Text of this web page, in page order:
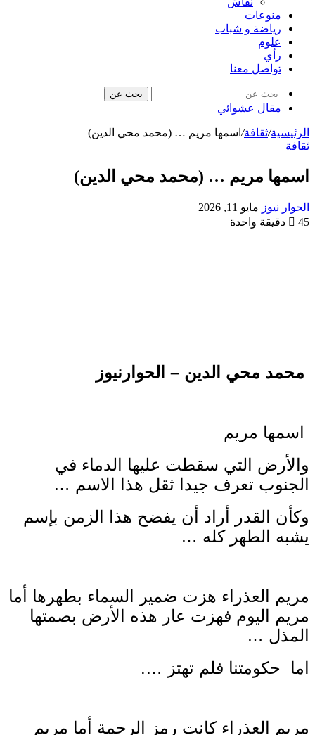
منوعات
رياضة و شباب
علوم
رأي
تواصل معنا
بحث عن
مقال عشوائي
الرئيسية/ثقافة/ اسمها مريم … (محمد محي الدين)
ثقافة
اسمها مريم … (محمد محي الدين)
الحوار نيوز مايو 11, 2026
45
دقيقة واحدة
محمد محي الدين – الحوارنيوز
اسمها مريم
والأرض التي سقطت عليها الدماء في
الجنوب تعرف جيدا ثقل هذا الاسم …
وكأن القدر أراد أن يفضح هذا الزمن بإسم
يشبه الطهر كله …
مريم العذراء هزت ضمير السماء بطهرها أما
مريم اليوم فهزت عار هذه الأرض بصمتها
المذل …
اما حكومتنا فلم تهتز ….
مريم العذراء كانت رمز الرحمة أما مريم